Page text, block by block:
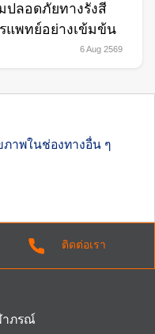
ปลอดภัยทางรังสี
แพทย์อย่างเข้มข้น
6 Aug 2569
าพในช่องทางอื่น ๆ
ติดต่อเรา
าภรณ์